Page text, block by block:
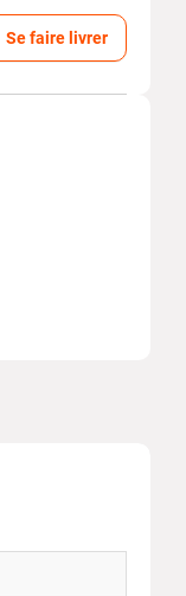
Se faire livrer